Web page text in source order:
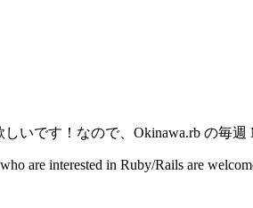
です！なので、Okinawa.rb の毎週
are interested in Ruby/Rails are